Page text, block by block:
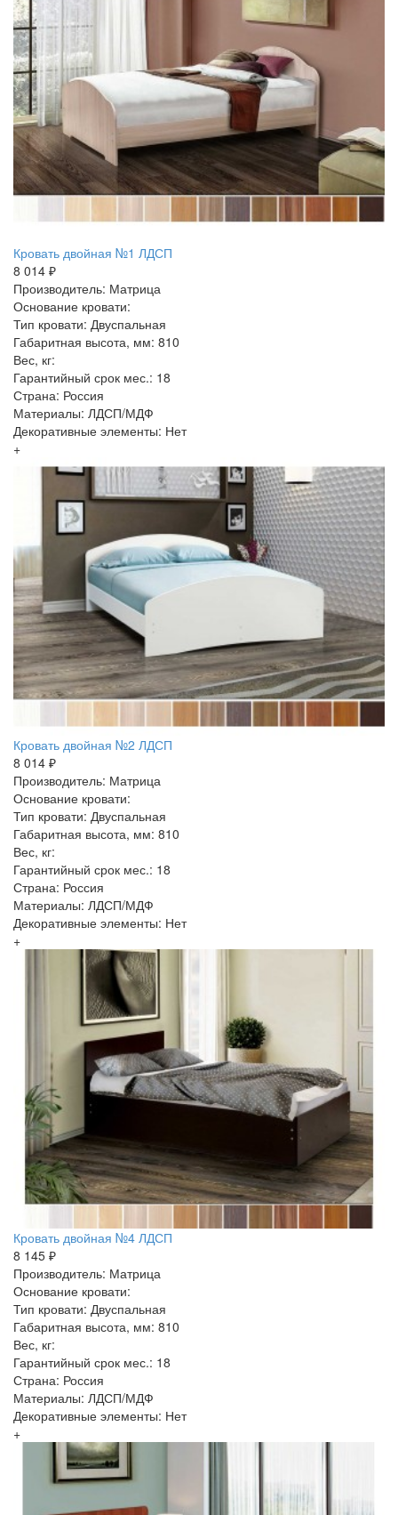
Кровать двойная №1 ЛДСП
8 014 ₽
Производитель: Матрица
Основание кровати:
Тип кровати: Двуспальная
Габаритная высота, мм: 810
Вес, кг:
Гарантийный срок мес.: 18
Страна: Россия
Материалы: ЛДСП/МДФ
Декоративные элементы: Нет
+
Кровать двойная №2 ЛДСП
8 014 ₽
Производитель: Матрица
Основание кровати:
Тип кровати: Двуспальная
Габаритная высота, мм: 810
Вес, кг:
Гарантийный срок мес.: 18
Страна: Россия
Материалы: ЛДСП/МДФ
Декоративные элементы: Нет
+
Кровать двойная №4 ЛДСП
8 145 ₽
Производитель: Матрица
Основание кровати:
Тип кровати: Двуспальная
Габаритная высота, мм: 810
Вес, кг:
Гарантийный срок мес.: 18
Страна: Россия
Материалы: ЛДСП/МДФ
Декоративные элементы: Нет
+